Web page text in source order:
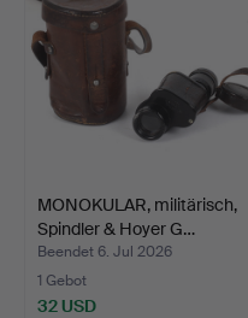
MONOKULAR, militärisch,
Spindler & Hoyer G…
Beendet 6. Jul 2026
1 Gebot
32 USD